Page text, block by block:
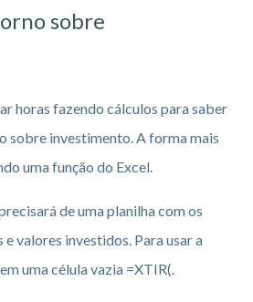
sobre
horas fazendo cálculos para saber
sobre investimento. A forma mais
uma função do Excel.
de uma planilha com os
valores investidos. Para usar a
uma célula vazia =XTIR(.